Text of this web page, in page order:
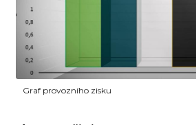
Graf provozního zisku